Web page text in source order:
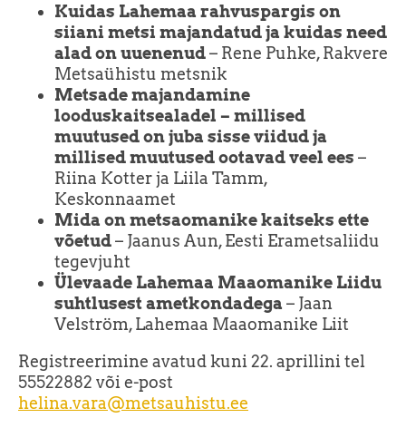
Kuidas Lahemaa rahvuspargis on
siiani metsi majandatud ja kuidas need
alad on uuenenud– Rene Puhke, Rakvere
Metsaühistu metsnik
Metsade majandamine
looduskaitsealadel – millised
muutused on juba sisse viidud ja
millised muutused ootavad veel ees –
Riina Kotter ja Liila Tamm,
Keskonnaamet
Mida on metsaomanike kaitseks ette
võetud– Jaanus Aun, Eesti Erametsaliidu
tegevjuht
Ülevaade Lahemaa Maaomanike Liidu
suhtlusest ametkondadega – Jaan
Velström, Lahemaa Maaomanike Liit
Registreerimine avatud kuni 22. aprillini tel
55522882 või e-post
helina.vara@metsauhistu.ee